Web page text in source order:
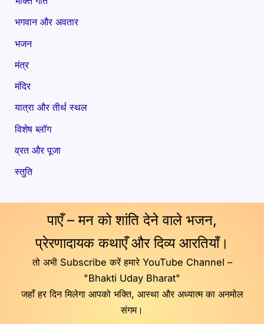
भगवान और अवतार
भजन
मंत्र
मंदिर
यात्रा और तीर्थ स्थल
विशेष ब्लॉग
व्रत और पूजा
स्तुति
पाएँ – मन को शांति देने वाले भजन,
प्रेरणादायक कथाएँ और दिव्य आरतियाँ।
तो अभी Subscribe करें हमारे YouTube Channel –
"Bhakti Uday Bharat"
जहाँ हर दिन मिलेगा आपको भक्ति, आस्था और अध्यात्म का अनमोल
संगम।